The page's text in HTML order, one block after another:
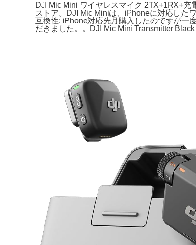
DJI Mic Mini ワイヤレスマイク 2TX+1RX+充
ストア。DJI Mic Miniは、iPhoneに対応した
互換性: iPhone対応先月購入したのですが一
だきました。。DJI Mic Mini Transmitter